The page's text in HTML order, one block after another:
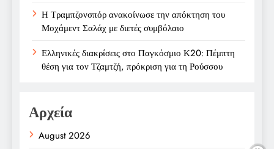
Η Τραμπζονσπόρ ανακοίνωσε την απόκτηση του
Μοχάμεντ Σαλάχ με διετές συμβόλαιο
Ελληνικές διακρίσεις στο Παγκόσμιο Κ20: Πέμπτη
θέση για τον Τζαμτζή, πρόκριση για τη Ρούσσου
Αρχεία
August 2026